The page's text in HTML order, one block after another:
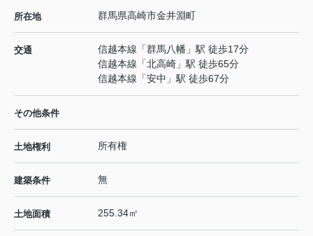
所在地 群馬県高崎市金井淵町
交通 信越本線 「群馬八幡 」駅 徒歩17分
信越本線 「北高崎 」駅 徒歩65分
信越本線 「安中 」駅 徒歩67分
その他条件
土地権利 所有権
建築条件 無
土地面積 255.34㎡